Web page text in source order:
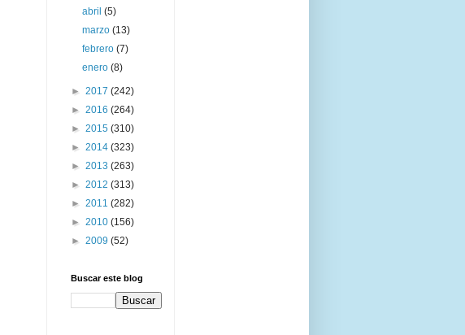
abril(5)
marzo(13)
febrero(7)
enero(8)
► 2017 (242)
► 2016 (264)
► 2015 (310)
► 2014 (323)
► 2013 (263)
► 2012 (313)
► 2011 (282)
► 2010 (156)
► 2009 (52)
Buscar este blog